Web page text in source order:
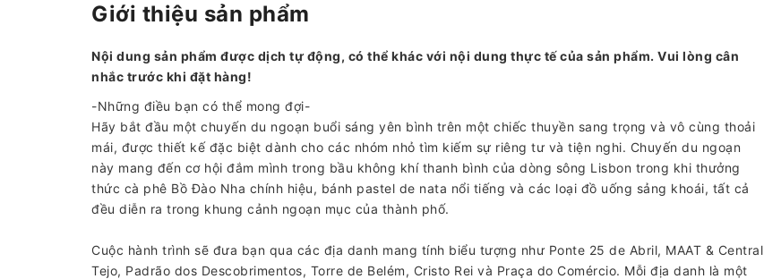
Giới thiệu sản phẩm
Nội dung sản phẩm được dịch tự động, có thể khác với nội dung thực tế của sản phẩm. Vui lòng cân
nhắc trước khi đặt hàng!
-Những điều bạn có thể mong đợi-
Hãy bắt đầu một chuyến du ngoạn buổi sáng yên bình trên một chiếc thuyền sang trọng và vô cùng thoải
mái, được thiết kế đặc biệt dành cho các nhóm nhỏ tìm kiếm sự riêng tư và tiện nghi. Chuyến du ngoạn
này mang đến cơ hội đắm mình trong bầu không khí thanh bình của dòng sông Lisbon trong khi thưởng
thức cà phê Bồ Đào Nha chính hiệu, bánh pastel de nata nổi tiếng và các loại đồ uống sảng khoái, tất cả
đều diễn ra trong khung cảnh ngoạn mục của thành phố.
Cuộc hành trình sẽ đưa bạn qua các địa danh mang tính biểu tượng như Ponte 25 de Abril, MAAT & Central
Tejo, Padrão dos Descobrimentos, Torre de Belém, Cristo Rei và Praça do Comércio. Mỗi địa danh là một